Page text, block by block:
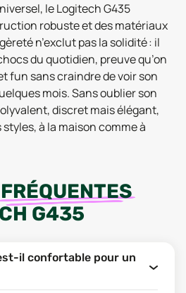
le Logitech G435
robuste et des matériaux
n’exclut pas la solidité : il
du quotidien, preuve qu’on
fun sans craindre de voir son
mois. Sans oublier son
discret mais élégant,
à la maison comme à
FRÉQUENTES
G435
il confortable pour un